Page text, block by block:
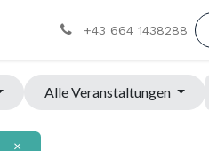
+43 664 1438288
Alle Veranstaltungen
×